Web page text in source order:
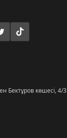
Бектұров көшесі, 4/3